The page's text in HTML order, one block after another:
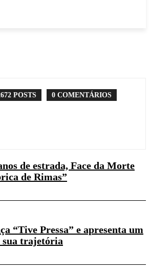
POSTS 0 COMENTÁRIOS
de estrada, Face da Morte
de Rimas”
“Tive Pressa” e apresenta um
sua trajetória